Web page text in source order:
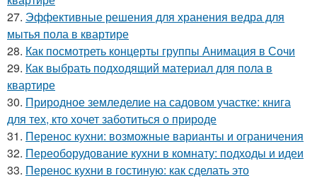
27. Эффективные решения для хранения ведра для
мытья пола в квартире
28. Как посмотреть концерты группы Анимация в Сочи
29. Как выбрать подходящий материал для пола в
квартире
30. Природное земледелие на садовом участке: книга
для тех, кто хочет заботиться о природе
31. Перенос кухни: возможные варианты и ограничения
32. Переоборудование кухни в комнату: подходы и идеи
33. Перенос кухни в гостиную: как сделать это